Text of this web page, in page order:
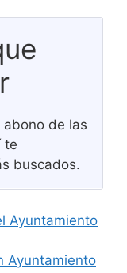
abono de las
te
buscados.
Ayuntamiento
Ayuntamiento